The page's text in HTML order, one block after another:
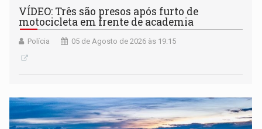
VÍDEO: Três são presos após furto de
motocicleta em frente de academia
Polícia 05 de Agosto de 2026 às 19:15